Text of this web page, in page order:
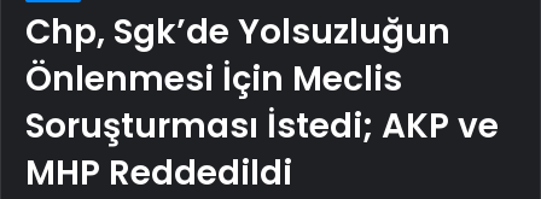
Chp, Sgk’de Yolsuzluğun
Önlenmesi İçin Meclis
Soruşturması İstedi; AKP ve
MHP Reddedildi